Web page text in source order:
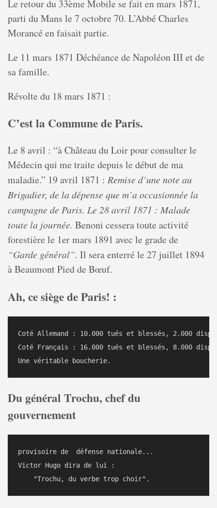
Le retour du 33ème Mobile se fait en mars 1871,
parti du Mans le 7 octobre 70. L’Abbé Charles
Morancé en faisait partie.
Le 11 mars 1871 Déchéance de Napoléon III et de
sa famille.
Révolte du 18 mars 1871 :
C’est la Commune de Paris.
Le 8 avril : “à Château du Loir pour consulter le
Médecin qui me traite depuis le début de ma
maladie.” 19 avril 1871 : Remise d’une note au
Brigadier, de la dépense que m’a occasionnée la
campagne de Paris. Le 28 avril 1871 : Malade
toute la journée. Benoni cessera toute activité
forestière le 1er mars 1891 avec le grade de
“Garde général”. Il sera enterré le 27 juillet 1894
à Beaumont Pied de Bœuf.
Ah, ce siège de Paris! :
Coté Allemand : 10.000 tués et blessés, 2.000
Coté Français : 16.000 tués et blessés, 8.000
Du général Trochu, chef du
gouvernement
provisoire de  défense nationale...
Victor Hugo dira de lui :